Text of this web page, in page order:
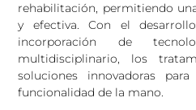
rehabilitación, permitiendo
y efectiva. Con el
incorporación de
multidisciplinario, los
soluciones innovadoras
funcionalidad de la mano.